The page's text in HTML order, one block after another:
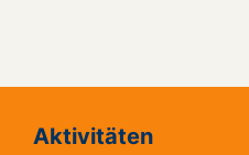
Aktivitäten